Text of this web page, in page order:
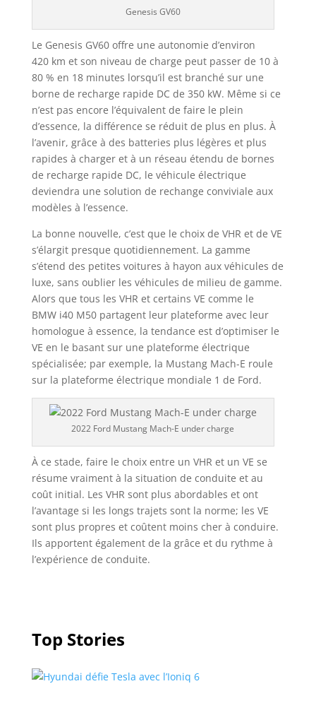
Genesis GV60
Le Genesis GV60 offre une autonomie d’environ
420 km et son niveau de charge peut passer de 10 à
80 % en 18 minutes lorsqu’il est branché sur une
borne de recharge rapide DC de 350 kW. Même si ce
n’est pas encore l’équivalent de faire le plein
d’essence, la différence se réduit de plus en plus. À
l’avenir, grâce à des batteries plus légères et plus
rapides à charger et à un réseau étendu de bornes
de recharge rapide DC, le véhicule électrique
deviendra une solution de rechange conviviale aux
modèles à l’essence.
La bonne nouvelle, c’est que le choix de VHR et de VE
s’élargit presque quotidiennement. La gamme
s’étend des petites voitures à hayon aux véhicules de
luxe, sans oublier les véhicules de milieu de gamme.
Alors que tous les VHR et certains VE comme le
BMW i40 M50 partagent leur plateforme avec leur
homologue à essence, la tendance est d’optimiser le
VE en le basant sur une plateforme électrique
spécialisée; par exemple, la Mustang Mach-E roule
sur la plateforme électrique mondiale 1 de Ford.
2022 Ford Mustang Mach-E under charge
À ce stade, faire le choix entre un VHR et un VE se
résume vraiment à la situation de conduite et au
coût initial. Les VHR sont plus abordables et ont
l’avantage si les longs trajets sont la norme; les VE
sont plus propres et coûtent moins cher à conduire.
Ils apportent également de la grâce et du rythme à
l’expérience de conduite.
Top Stories